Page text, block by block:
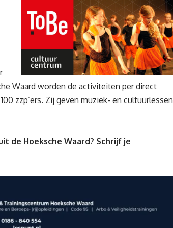
Waard worden de activiteiten per direct
zzp’ers. Zij geven muziek- en cultuurlessen
de Hoeksche Waard? Schrijf je